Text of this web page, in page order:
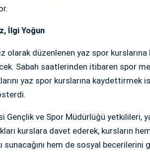
İlgi Yoğun
olarak düzenlenen yaz spor kurslarına
Sabah saatlerinden itibaren spor
yaz spor kurslarına kaydettirmek
Gençlik ve Spor Müdürlüğü
kurslara davet ederek, kursların
sunacağını hem de sosyal